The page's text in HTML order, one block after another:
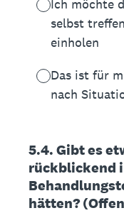
Ich möchte
selbst
einholen
Das ist für
nach
5.4. Gibt es
rückblickend
hätten?